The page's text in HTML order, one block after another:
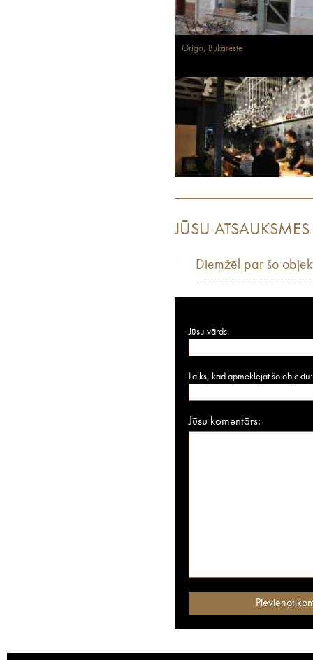
Origo, Bukareste
JŪSU ATSAUKSMES
Diemžēl par šo
Jūsu vārds:
Laiks, kad apmeklējāt šo objektu:
Jūsu komentārs: